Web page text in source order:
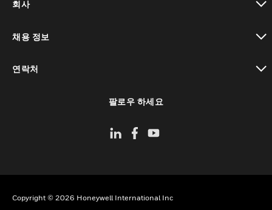
회사
채용 정보
연락처
팔로우 하세요
Copyright © 2026 Honeywell International Inc